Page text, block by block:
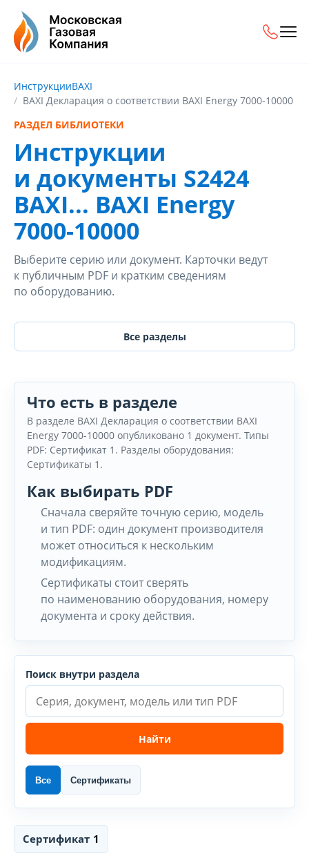
ИнструкцииBAXI
BAXI Декларация о соответствии BAXI Energy 7000-10000
РАЗДЕЛ БИБЛИОТЕКИ
Инструкции
и документы S2424
BAXI... BAXI Energy
7000-10000
Выберите серию или документ. Карточки ведут
к публичным PDF и кратким сведениям
по оборудованию.
Все разделы
Что есть в разделе
В разделе BAXI Декларация о соответствии BAXI
Energy 7000-10000 опубликовано 1 документ. Типы
PDF: Сертификат 1. Разделы оборудования:
Сертификаты 1.
Как выбирать PDF
Сначала сверяйте точную серию, модель
и тип PDF: один документ производителя
может относиться к нескольким
модификациям.
Сертификаты стоит сверять
по наименованию оборудования, номеру
документа и сроку действия.
Поиск внутри раздела
Найти
Все Сертификаты
Сертификат 1